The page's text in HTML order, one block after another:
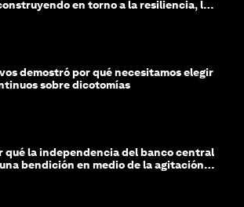
en torno a la resiliencia, las
demostró por qué necesitamos elegir
sobre dicotomías
qué la independencia del banco central
bendición en medio de la agitación